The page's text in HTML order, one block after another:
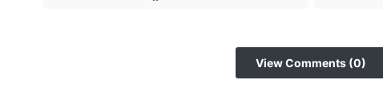
View Comments (0)